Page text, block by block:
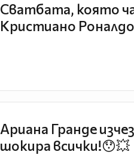
Сватбата, която
Кристиано Роналдо
Ариана Гранде
шокира всички!😯💥